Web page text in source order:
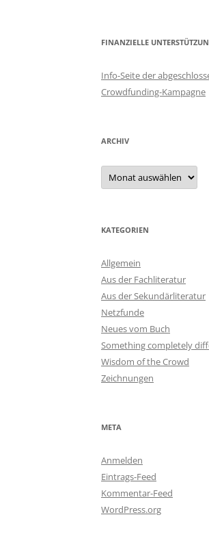
FINANZIELLE
Info-Seite der
Crowdfunding-Kampagne
ARCHIV
Archiv
KATEGORIEN
Allgemein
Aus der Fachliteratur
Aus der Sekundärliteratur
Netzfunde
Neues vom Buch
Something completely
Wisdom of the Crowd
Zeichnungen
META
Anmelden
Eintrags-Feed
Kommentar-Feed
WordPress.org